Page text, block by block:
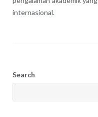
internasional.
Search